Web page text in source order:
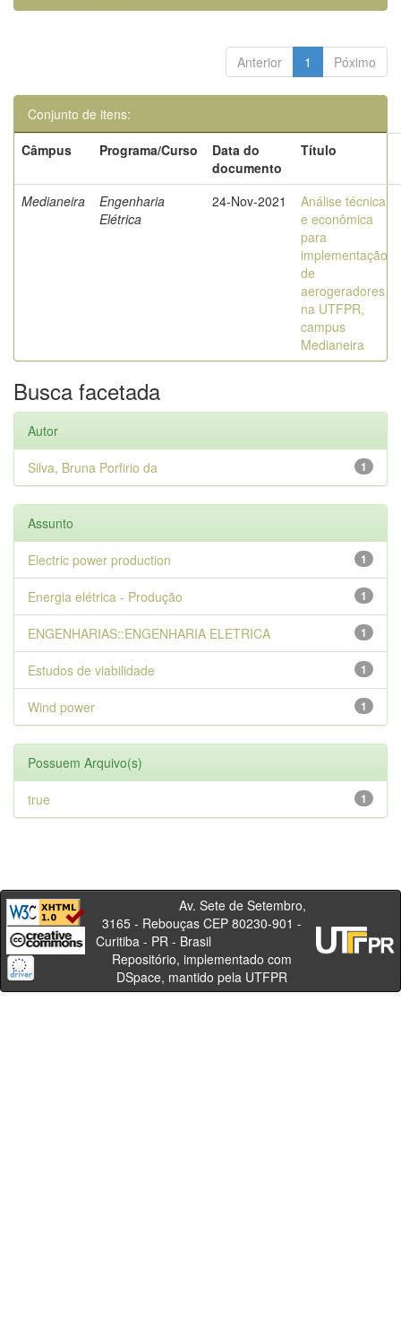
Anterior 1 Póximo
Conjunto de itens:
Câmpus
Programa/Curso
Data do
documento
Título
Medianeira
Engenharia
Elétrica
24-Nov-2021
Análise técnica
e econômica
para
implementação
de
aerogeradores
na UTFPR,
campus
Medianeira
Busca facetada
Autor
1
Silva, Bruna Porfirio da
Assunto
1
Electric power production
1
Energia elétrica - Produção
1
ENGENHARIAS::ENGENHARIA ELETRICA
1
Estudos de viabilidade
1
Wind power
Possuem Arquivo(s)
1
true
Av. Sete de Setembro,
3165 - Rebouças CEP 80230-901 -
Curitiba - PR - Brasil
Repositório, implementado com
DSpace, mantido pela UTFPR